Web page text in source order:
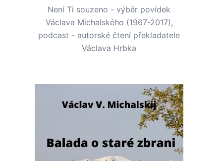
Není Ti souzeno - výběr povídek
Václava Michalského (1967-2017),
podcast - autorské čtení překladatele
Václava Hrbka